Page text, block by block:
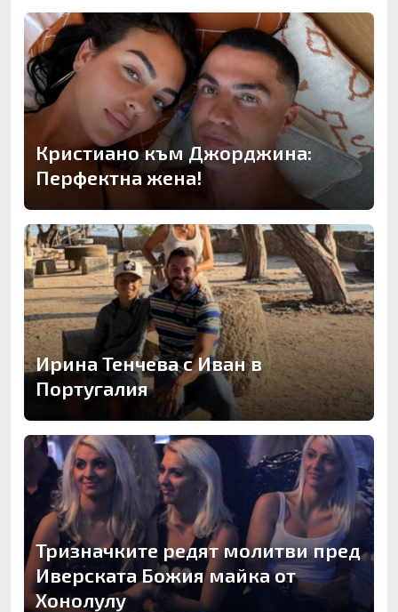
Кристиано към Джорджина:
Перфектна жена!
Ирина Тенчева с Иван в
Португалия
Тризначките редят молитви пред
Иверската Божия майка от
Хонолулу